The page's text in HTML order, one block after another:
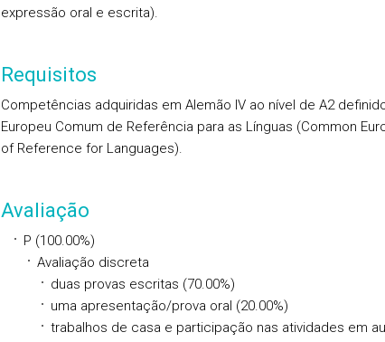
expressão oral e escrita).
Requisitos
Competências adquiridas em Alemão IV ao nível de A2
Europeu Comum de Referência para as Línguas (Common
of Reference for Languages).
Avaliação
P (100.00%)
Avaliação discreta
duas provas escritas (70.00%)
uma apresentação/prova oral (20.00%)
trabalhos de casa e participação nas atividades em